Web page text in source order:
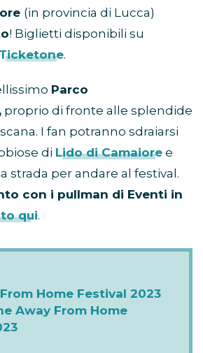
(in provincia di Lucca)
! Biglietti disponibili su
Ticketone.
Parco
proprio di fronte alle splendide
I fan potranno sdraiarsi
di Lido di Camaiore e
strada per andare al festival.
con i pullman di Eventi in
qui.
Home Festival 2023
Away From Home